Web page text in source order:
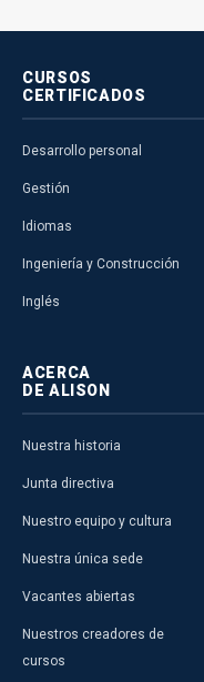
CURSOS
CERTIFICADOS
Desarrollo personal
Gestión
Idiomas
Ingeniería y Construcción
Inglés
ACERCA
DE ALISON
Nuestra historia
Junta directiva
Nuestro equipo y cultura
Nuestra única sede
Vacantes abiertas
Nuestros creadores de
cursos